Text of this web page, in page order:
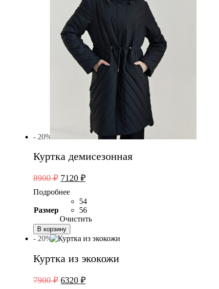
- 20%
Куртка демисезонная
8900₽ Первоначальная
составляла
8900 ₽.
7120 ₽Текущая
7120 ₽.
Подробнее
Размер
54
56
Очистить
В корзину
- 20%
Куртка из экокожи
7900₽ Первоначальная
6320 ₽Текущая